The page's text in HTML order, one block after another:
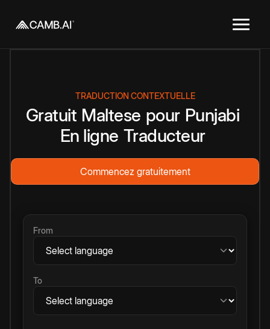
TRADUCTION CONTEXTUELLE
Gratuit Maltese pour Punjabi
En ligne Traducteur
Commencez gratuitement
From
To